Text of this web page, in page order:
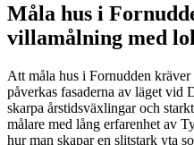
Måla hus i
villamålning med
Att måla hus i Fornudden
påverkas fasaderna av läget vid
skarpa årstidsväxlingar och
målare med lång erfarenhet av
hur man skapar en slitstark yta